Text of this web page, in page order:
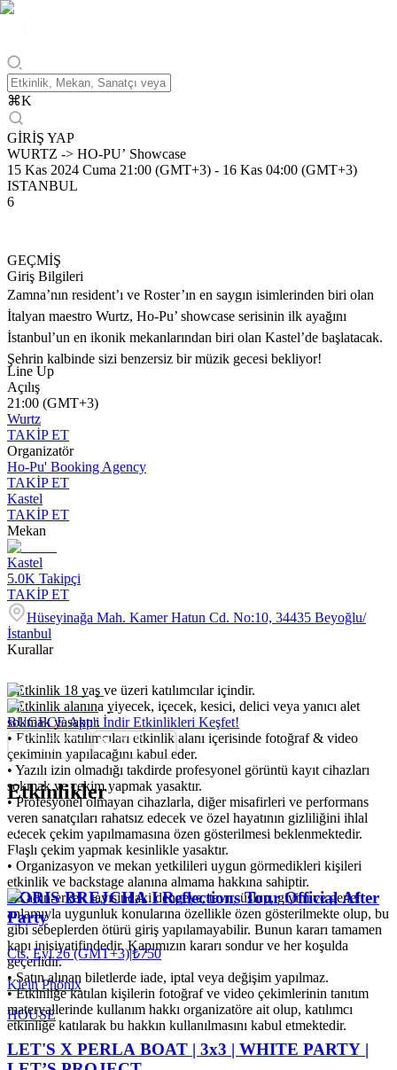
⌘K
GİRİŞ YAP
WURTZ -> HO-PU’ Showcase
15 Kas 2024 Cuma 21:00 (GMT+3) - 16 Kas 04:00 (GMT+3)
ISTANBUL
6
GEÇMİŞ
Giriş Bilgileri
Zamna’nın resident’ı ve Roster’ın en saygın isimlerinden biri olan
İtalyan maestro Wurtz, Ho-Pu’ showcase serisinin ilk ayağını
İstanbul’un en ikonik mekanlarından biri olan Kastel’de başlatacak.
Şehrin kalbinde sizi benzersiz bir müzik gecesi bekliyor!
Line Up
Açılış
21:00 (GMT+3)
Wurtz
TAKİP ET
Organizatör
Ho-Pu' Booking Agency
TAKİP ET
Kastel
TAKİP ET
Mekan
Kastel
5.0K Takipçi
TAKİP ET
Hüseyinağa Mah. Kamer Hatun Cd. No:10, 34435 Beyoğlu/
İstanbul
Kurallar
• Etkinlik 18 yaş ve üzeri katılımcılar içindir.
• Etkinlik alanına yiyecek, içecek, kesici, delici veya yanıcı alet
sokmak yasaktır.
• Etkinlik katılımcıları etkinlik alanı içerisinde fotoğraf & video
çekiminin yapılacağını kabul eder.
• Yazılı izin olmadığı takdirde profesyonel görüntü kayıt cihazları
sokmak ve çekim yapmak yasaktır.
• Profesyonel olmayan cihazlarla, diğer misafirleri ve performans
veren sanatçıları rahatsız edecek ve özel hayatının gizliliğini ihlal
edecek çekim yapılmamasına özen gösterilmesi beklenmektedir.
Flaşlı çekim yapmak kesinlikle yasaktır.
• Organizasyon ve mekan yetkilileri uygun görmedikleri kişileri
etkinlik ve backstage alanına almama hakkına sahiptir.
• Kadın-erkek sayısındaki dengeye, tavır, üslup, giyim ve genel
anlamıyla uygunluk konularına özellikle özen gösterilmekte olup, bu
gibi sebeplerden ötürü giriş yapılamayabilir. Bunun kararı tamamen
kapı inisiyatifindedir. Kapımızın kararı sondur ve her koşulda
geçerlidir.
• Satın alınan biletlerde iade, iptal veya değişim yapılmaz.
• Etkinliğe katılan kişilerin fotoğraf ve video çekimlerinin tanıtım
materyallerinde kullanım hakkı organizatöre ait olup, katılımcı
etkinliğe katılarak bu hakkın kullanılmasını kabul etmektedir.
BUGECE App'i İndir Etkinlikleri Keşfet!
Etkinlikler
BORIS BREJCHA I Reflections Tour Official After
Party
Cts, Eyl 26 (GMT+3)|₺750
Klein Phönix
HOUSE
LET'S X PERLA BOAT | 3x3 | WHITE PARTY |